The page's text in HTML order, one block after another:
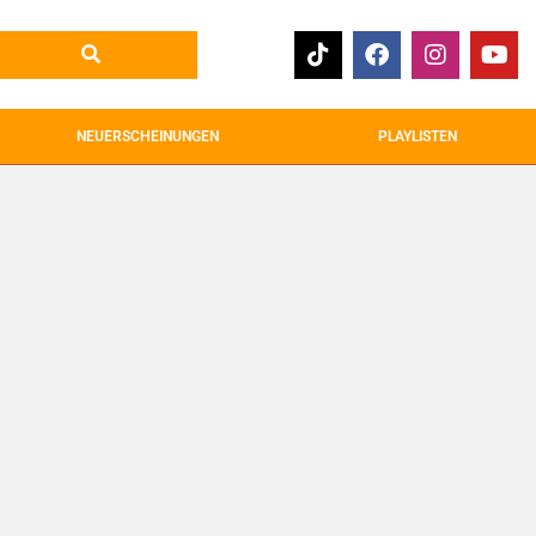
NEUERSCHEINUNGEN PLAYLISTEN